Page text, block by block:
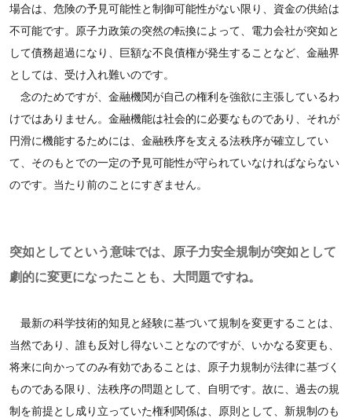
場合は、危険の予見可能性と制御可能性がない限り、資金の供給は
不可能です。原子力政策の突然の転換によって、電力会社が突如と
して債務超過になり、巨額な不良債権が発生することなど、金融界
としては、受け入れ難いのです。
念のためですが、金融機関が自己の権利を強欲に主張しているわ
けではありません。金融機能は社会的に必要なものであり、それが
円滑に機能するためには、金融秩序を支える法秩序が確立してい
て、そのもとでの一定の予見可能性が守られていなければならない
のです。当たり前のことにすぎません。
突如としてという意味では、原子力安全規制が突如として
劇的に変更になったことも、大問題ですね。
最新の科学技術的知見と経験に基づいて規制を変更することは、
当然であり、誰も反対し得ないことなのですが、いかなる変更も、
将来に向かってのみ有効であることは、原子力規制が法律に基づく
ものである限り、法秩序の問題として、自明です。故に、過去の規
制を前提とし成り立っていた権利関係は、原則として、新規制のも